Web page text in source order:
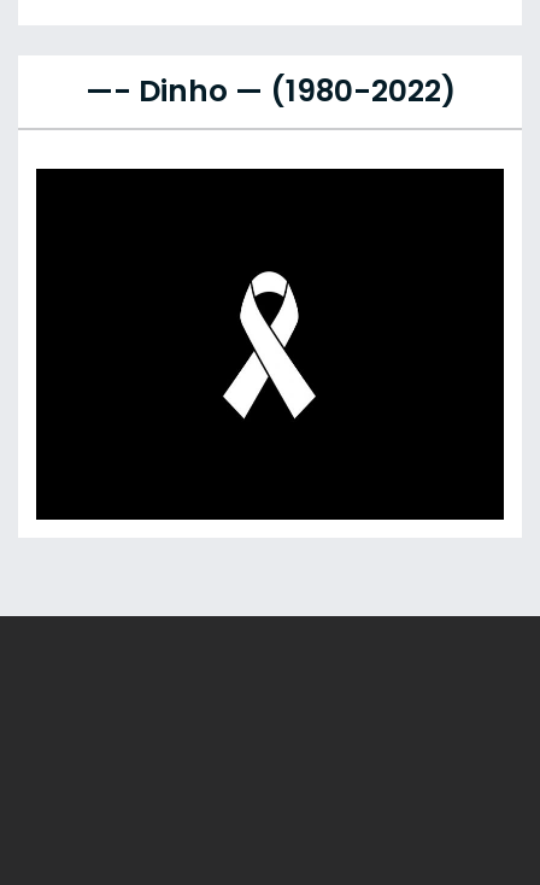
—- Dinho — (1980-2022)